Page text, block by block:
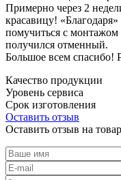
Примерно через 2
красавицу!
помучиться с монтажом
получился отменный.
Большое всем спасибо!
Качество продукции
Уровень сервиса
Срок изготовления
Оставить отзыв
Оставить отзыв на